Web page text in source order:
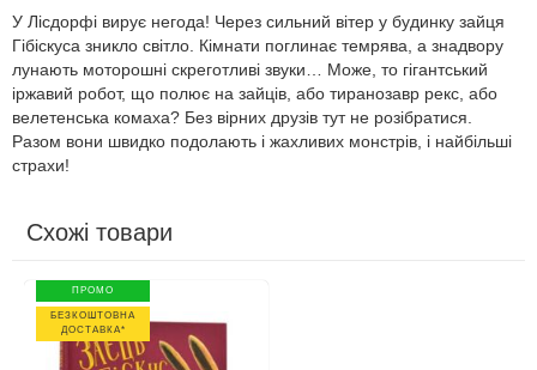
У Лісдорфі вирує негода! Через сильний вітер у будинку зайця
Гібіскуса зникло світло. Кімнати поглинає темрява, а знадвору
лунають моторошні скреготливі звуки… Може, то гігантський
іржавий робот, що полює на зайців, або тиранозавр рекс, або
велетенська комаха? Без вірних друзів тут не розібратися.
Разом вони швидко подолають і жахливих монстрів, і найбільші
страхи!
Схожі товари
ПРОМО
БЕЗКОШТОВНА
ДОСТАВКА*